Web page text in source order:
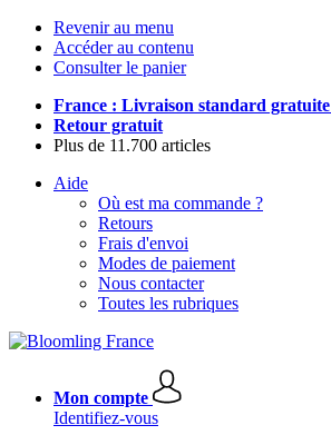
Revenir au menu
Accéder au contenu
Consulter le panier
France : Livraison standard gratuite
Retour gratuit
Plus de 11.700 articles
Aide
Où est ma commande ?
Retours
Frais d'envoi
Modes de paiement
Nous contacter
Toutes les rubriques
Mon compte
Identifiez-vous